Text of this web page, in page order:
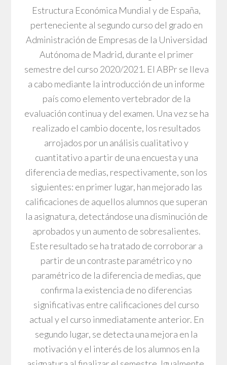
Estructura Económica Mundial y de España,
perteneciente al segundo curso del grado en
Administración de Empresas de la Universidad
Autónoma de Madrid, durante el primer
semestre del curso 2020/2021. El ABPr se lleva
a cabo mediante la introducción de un informe
país como elemento vertebrador de la
evaluación continua y del examen. Una vez se ha
realizado el cambio docente, los resultados
arrojados por un análisis cualitativo y
cuantitativo a partir de una encuesta y una
diferencia de medias, respectivamente, son los
siguientes: en primer lugar, han mejorado las
calificaciones de aquellos alumnos que superan
la asignatura, detectándose una disminución de
aprobados y un aumento de sobresalientes.
Este resultado se ha tratado de corroborar a
partir de un contraste paramétrico y no
paramétrico de la diferencia de medias, que
confirma la existencia de no diferencias
significativas entre calificaciones del curso
actual y el curso inmediatamente anterior. En
segundo lugar, se detecta una mejora en la
motivación y el interés de los alumnos en la